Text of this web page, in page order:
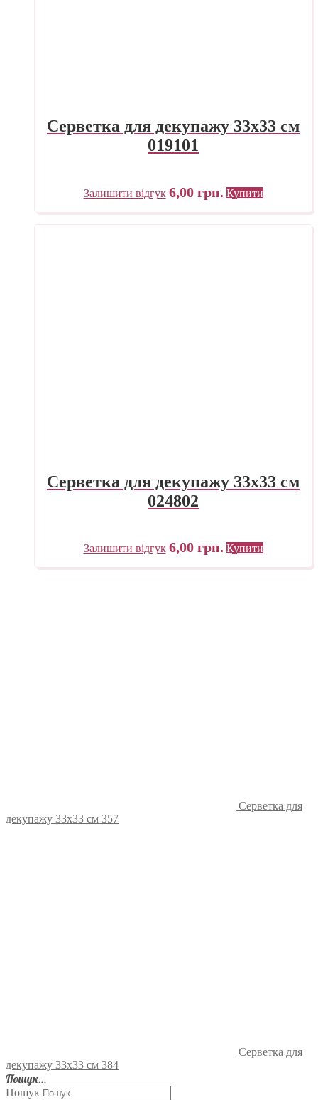
Серветка для декупажу 33х33 см
019101
Залишити відгук 6,00 грн. Купити
Серветка для декупажу 33х33 см
024802
Залишити відгук 6,00 грн. Купити
Серветка для
декупажу 33х33 см 357
Серветка для
декупажу 33х33 см 384
Пошук…
Пошук